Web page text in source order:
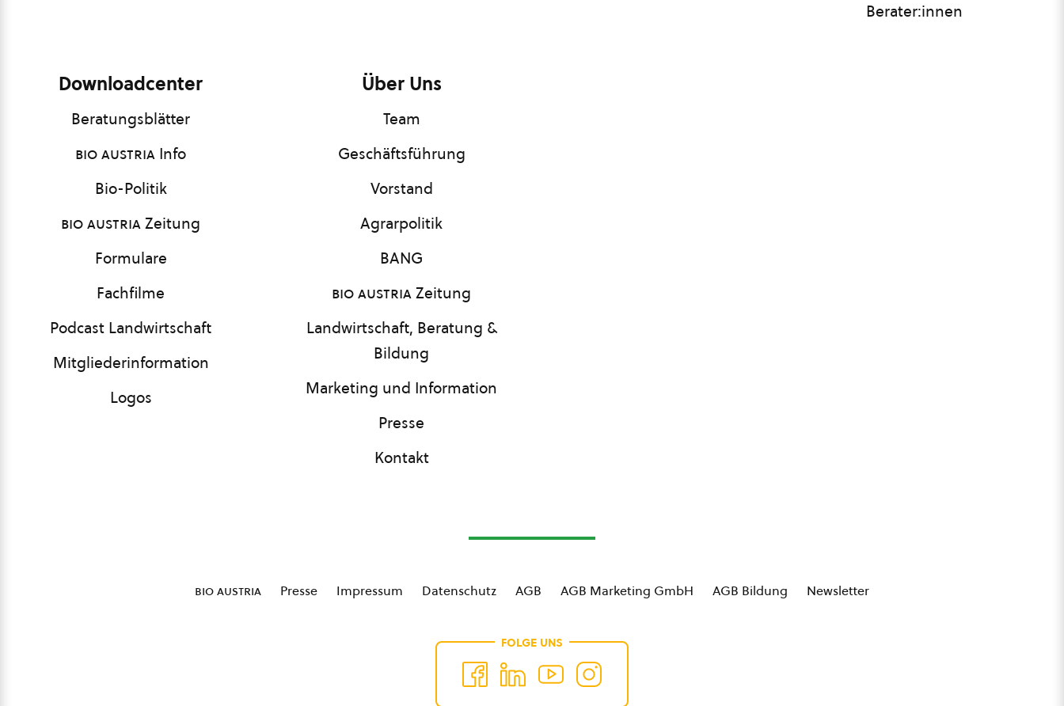
Berater:innen
Downloadcenter
Beratungsblätter
bio austria Info
Bio-Politik
bio austriaZeitung
Formulare
Fachfilme
Podcast Landwirtschaft
Mitgliederinformation
Logos
Über Uns
Team
Geschäftsführung
Vorstand
Agrarpolitik
BANG
bio austriaZeitung
Landwirtschaft, Beratung &
Bildung
Marketing und Information
Presse
Kontakt
bio austria Presse Impressum Datenschutz AGB AGB Marketing GmbH AGB Bildung Newsletter
FOLGE UNS